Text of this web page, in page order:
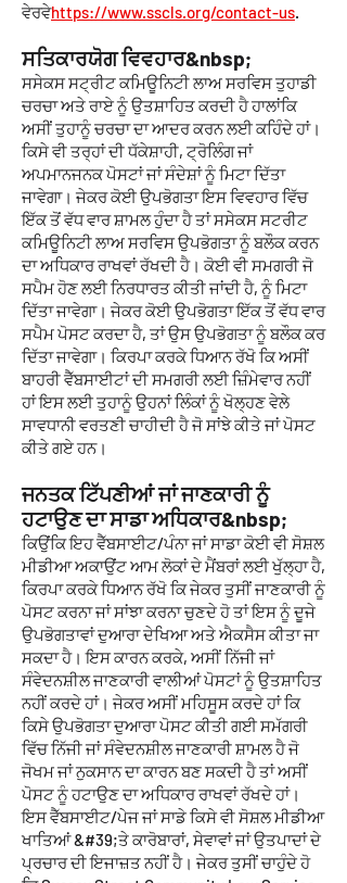
ਵੇਰਵੇhttps://www.sscls.org/contact-us.
ਸਤਿਕਾਰਯੋਗ ਵਿਵਹਾਰ&nbsp;
ਸਸੇਕਸ ਸਟ੍ਰੀਟ ਕਮਿਊਨਿਟੀ ਲਾਅ ਸਰਵਿਸ ਤੁਹਾਡੀ
ਚਰਚਾ ਅਤੇ ਰਾਏ ਨੂੰ ਉਤਸ਼ਾਹਿਤ ਕਰਦੀ ਹੈ ਹਾਲਾਂਕਿ
ਅਸੀਂ ਤੁਹਾਨੂੰ ਚਰਚਾ ਦਾ ਆਦਰ ਕਰਨ ਲਈ ਕਹਿੰਦੇ ਹਾਂ।
ਕਿਸੇ ਵੀ ਤਰ੍ਹਾਂ ਦੀ ਧੱਕੇਸ਼ਾਹੀ, ਟ੍ਰੋਲਿੰਗ ਜਾਂ
ਅਪਮਾਨਜਨਕ ਪੋਸਟਾਂ ਜਾਂ ਸੰਦੇਸ਼ਾਂ ਨੂੰ ਮਿਟਾ ਦਿੱਤਾ
ਜਾਵੇਗਾ। ਜੇਕਰ ਕੋਈ ਉਪਭੋਗਤਾ ਇਸ ਵਿਵਹਾਰ ਵਿੱਚ
ਇੱਕ ਤੋਂ ਵੱਧ ਵਾਰ ਸ਼ਾਮਲ ਹੁੰਦਾ ਹੈ ਤਾਂ ਸਸੇਕਸ ਸਟਰੀਟ
ਕਮਿਊਨਿਟੀ ਲਾਅ ਸਰਵਿਸ ਉਪਭੋਗਤਾ ਨੂੰ ਬਲੌਕ ਕਰਨ
ਦਾ ਅਧਿਕਾਰ ਰਾਖਵਾਂ ਰੱਖਦੀ ਹੈ। ਕੋਈ ਵੀ ਸਮਗਰੀ ਜੋ
ਸਪੈਮ ਹੋਣ ਲਈ ਨਿਰਧਾਰਤ ਕੀਤੀ ਜਾਂਦੀ ਹੈ, ਨੂੰ ਮਿਟਾ
ਦਿੱਤਾ ਜਾਵੇਗਾ। ਜੇਕਰ ਕੋਈ ਉਪਭੋਗਤਾ ਇੱਕ ਤੋਂ ਵੱਧ ਵਾਰ
ਸਪੈਮ ਪੋਸਟ ਕਰਦਾ ਹੈ, ਤਾਂ ਉਸ ਉਪਭੋਗਤਾ ਨੂੰ ਬਲੌਕ ਕਰ
ਦਿੱਤਾ ਜਾਵੇਗਾ। ਕਿਰਪਾ ਕਰਕੇ ਧਿਆਨ ਰੱਖੋ ਕਿ ਅਸੀਂ
ਬਾਹਰੀ ਵੈੱਬਸਾਈਟਾਂ ਦੀ ਸਮਗਰੀ ਲਈ ਜ਼ਿੰਮੇਵਾਰ ਨਹੀਂ
ਹਾਂ ਇਸ ਲਈ ਤੁਹਾਨੂੰ ਉਹਨਾਂ ਲਿੰਕਾਂ ਨੂੰ ਖੋਲ੍ਹਣ ਵੇਲੇ
ਸਾਵਧਾਨੀ ਵਰਤਣੀ ਚਾਹੀਦੀ ਹੈ ਜੋ ਸਾਂਝੇ ਕੀਤੇ ਜਾਂ ਪੋਸਟ
ਕੀਤੇ ਗਏ ਹਨ।
ਜਨਤਕ ਟਿੱਪਣੀਆਂ ਜਾਂ ਜਾਣਕਾਰੀ ਨੂੰ
ਹਟਾਉਣ ਦਾ ਸਾਡਾ ਅਧਿਕਾਰ&nbsp;
ਕਿਉਂਕਿ ਇਹ ਵੈੱਬਸਾਈਟ/ਪੰਨਾ ਜਾਂ ਸਾਡਾ ਕੋਈ ਵੀ ਸੋਸ਼ਲ
ਮੀਡੀਆ ਅਕਾਉਂਟ ਆਮ ਲੋਕਾਂ ਦੇ ਮੈਂਬਰਾਂ ਲਈ ਖੁੱਲ੍ਹਾ ਹੈ,
ਕਿਰਪਾ ਕਰਕੇ ਧਿਆਨ ਰੱਖੋ ਕਿ ਜੇਕਰ ਤੁਸੀਂ ਜਾਣਕਾਰੀ ਨੂੰ
ਪੋਸਟ ਕਰਨਾ ਜਾਂ ਸਾਂਝਾ ਕਰਨਾ ਚੁਣਦੇ ਹੋ ਤਾਂ ਇਸ ਨੂੰ ਦੂਜੇ
ਉਪਭੋਗਤਾਵਾਂ ਦੁਆਰਾ ਦੇਖਿਆ ਅਤੇ ਐਕਸੈਸ ਕੀਤਾ ਜਾ
ਸਕਦਾ ਹੈ। ਇਸ ਕਾਰਨ ਕਰਕੇ, ਅਸੀਂ ਨਿੱਜੀ ਜਾਂ
ਸੰਵੇਦਨਸ਼ੀਲ ਜਾਣਕਾਰੀ ਵਾਲੀਆਂ ਪੋਸਟਾਂ ਨੂੰ ਉਤਸ਼ਾਹਿਤ
ਨਹੀਂ ਕਰਦੇ ਹਾਂ। ਜੇਕਰ ਅਸੀਂ ਮਹਿਸੂਸ ਕਰਦੇ ਹਾਂ ਕਿ
ਕਿਸੇ ਉਪਭੋਗਤਾ ਦੁਆਰਾ ਪੋਸਟ ਕੀਤੀ ਗਈ ਸਮੱਗਰੀ
ਵਿੱਚ ਨਿੱਜੀ ਜਾਂ ਸੰਵੇਦਨਸ਼ੀਲ ਜਾਣਕਾਰੀ ਸ਼ਾਮਲ ਹੈ ਜੋ
ਜੋਖਮ ਜਾਂ ਨੁਕਸਾਨ ਦਾ ਕਾਰਨ ਬਣ ਸਕਦੀ ਹੈ ਤਾਂ ਅਸੀਂ
ਪੋਸਟ ਨੂੰ ਹਟਾਉਣ ਦਾ ਅਧਿਕਾਰ ਰਾਖਵਾਂ ਰੱਖਦੇ ਹਾਂ।
ਇਸ ਵੈੱਬਸਾਈਟ/ਪੇਜ ਜਾਂ ਸਾਡੇ ਕਿਸੇ ਵੀ ਸੋਸ਼ਲ ਮੀਡੀਆ
ਖਾਤਿਆਂ &#39;ਤੇ ਕਾਰੋਬਾਰਾਂ, ਸੇਵਾਵਾਂ ਜਾਂ ਉਤਪਾਦਾਂ ਦੇ
ਪ੍ਰਚਾਰ ਦੀ ਇਜਾਜ਼ਤ ਨਹੀਂ ਹੈ। ਜੇਕਰ ਤੁਸੀਂ ਚਾਹੁੰਦੇ ਹੋ